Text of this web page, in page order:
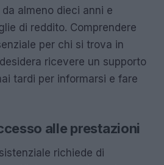
almeno dieci anni e
di reddito. Comprendere
per chi si trova in
ricevere un supporto
tardi per informarsi e fare
alle prestazioni
richiede di